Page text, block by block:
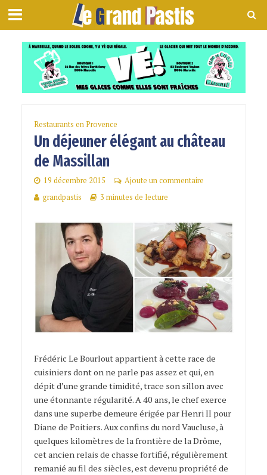
Restaurants en Provence
Un déjeuner élégant au château
de Massillan
19 décembre 2015
Ajoute un commentaire
grandpastis
3 minutes de lecture
Frédéric Le Bourlout appartient à cette race de
cuisiniers dont on ne parle pas assez et qui, en
dépit d’une grande timidité, trace son sillon avec
une étonnante régularité. A 40 ans, le chef exerce
dans une superbe demeure érigée par Henri II pour
Diane de Poitiers. Aux confins du nord Vaucluse, à
quelques kilomètres de la frontière de la Drôme,
cet ancien relais de chasse fortifié, régulièrement
remanié au fil des siècles, est devenu propriété de